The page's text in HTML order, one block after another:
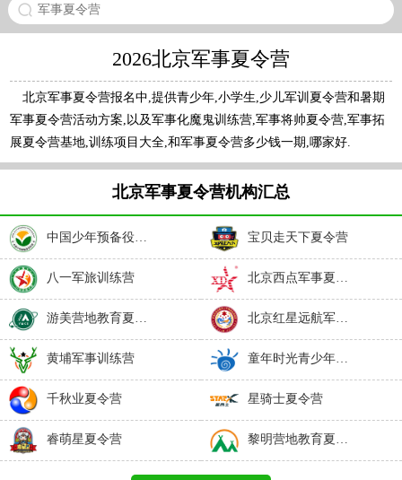
军事夏令营
2026北京军事夏令营
北京军事夏令营报名中,提供青少年,小学生,少儿军训夏令营和暑期
军事夏令营活动方案,以及军事化魔鬼训练营,军事将帅夏令营,军事拓
展夏令营基地,训练项目大全,和军事夏令营多少钱一期,哪家好.
北京军事夏令营机构汇总
中国少年预备役训练营 宝贝走天下夏令营
八一军旅训练营 北京西点军事夏令营
游美营地教育夏令营 北京红星远航军事夏令营
黄埔军事训练营 童年时光青少年成长夏令营
千秋业夏令营 星骑士夏令营
睿萌星夏令营 黎明营地教育夏令营